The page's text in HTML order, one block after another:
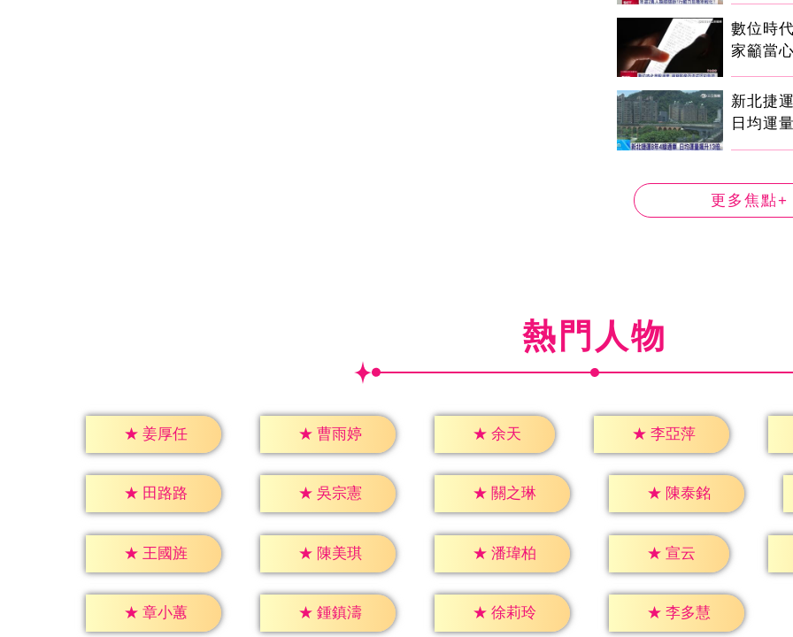
數位時
家籲當
新北捷
日均運
更多焦點+
熱門人物
★ 姜厚任 ★ 曹雨婷 ★ 余天 ★ 李亞萍
★ 田路路 ★ 吳宗憲 ★ 關之琳 ★ 陳泰銘
★ 王國旌 ★ 陳美琪 ★ 潘瑋柏 ★ 宣云
★ 章小蕙 ★ 鍾鎮濤 ★ 徐莉玲 ★ 李多慧